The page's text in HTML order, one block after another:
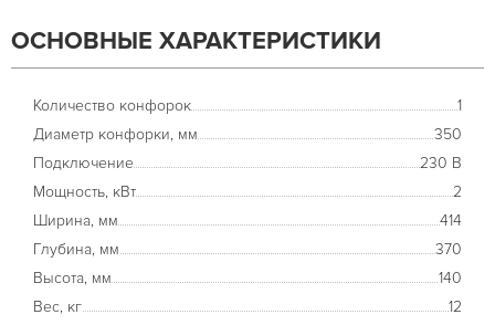
ОСНОВНЫЕ ХАРАКТЕРИСТИКИ
Количество конфорок
1
Диаметр конфорки, мм
350
Подключение
230 В
Мощность, кВт
2
Ширина, мм
414
Глубина, мм
370
Высота, мм
140
Вес, кг
12